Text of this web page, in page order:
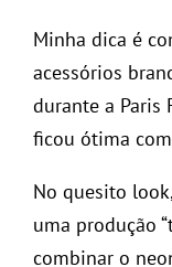
Minha dica é
acessórios
durante a Paris
ficou ótima
No quesito
uma produção
combinar o